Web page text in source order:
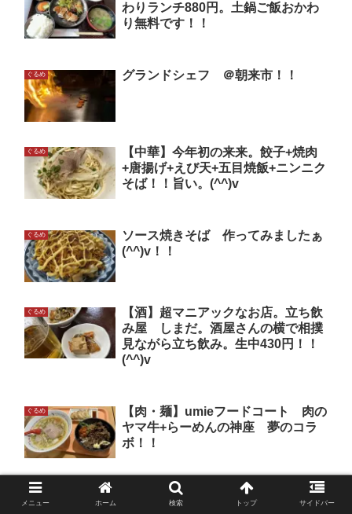
わりランチ880円。土鍋ご飯おかわ
り無料です！！
ぐるめ グランドシェフ ＠朝来市！！
ぐるめ
【中華】今年初の来来。餃子+焼肉
+唐揚げ+えび天+五目焼飯+ニンニク
そば！！旨い。(^^)v
ぐるめ
ソース焼きそば 作ってみましたぁ
(^^)v！！
ぐるめ
【酒】超マニアックなお店。立ち飲
み屋 しまだ。酒屋さんの横で相撲
見ながら立ち飲み。生中430円！！
(^^)v
ぐるめ
【肉・麺】umieフードコート 肉の
ヤマ牛+らーめんの神座 夢のコラ
ボ！！
ぐるめ
【麺】播州ラーメン かおるちゃん
ラーメン ＠西脇市！！
メニュー ホーム 検索 トップ サイドバー